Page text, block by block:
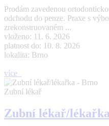
Prodám zavedenou
odchodu do penze. Praxe s
zrekonstruovaném ...
vloženo: 11. 6. 2026
platnost do: 10. 8. 2026
lokalita: Brno
více
Zubní lékař
Zubní lékař/